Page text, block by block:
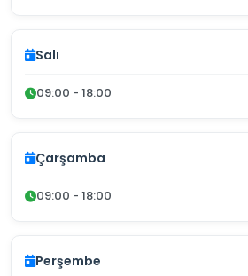
Salı
09:00 - 18:00
Çarşamba
09:00 - 18:00
Perşembe